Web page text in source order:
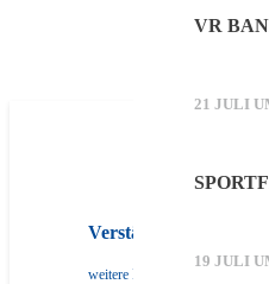
VR
21 JULI
19 JULI
Verstärken Sie unser
weitere Infos